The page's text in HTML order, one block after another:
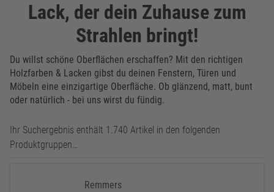
Lack, der dein Zuhause zum
Strahlen bringt!
Du willst schöne Oberflächen erschaffen? Mit den richtigen
Holzfarben & Lacken gibst du deinen Fenstern, Türen und
Möbeln eine einzigartige Oberfläche. Ob glänzend, matt, bunt
oder natürlich - bei uns wirst du fündig.
Ihr Suchergebnis enthält 1.740 Artikel in den folgenden
Produktgruppen…
Remmers